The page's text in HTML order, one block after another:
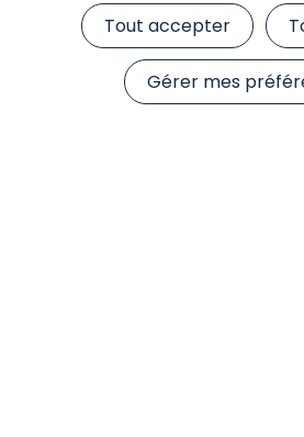
Tout accepter
Gérer mes
Documents